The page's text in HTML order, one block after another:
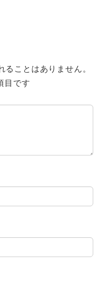
ことはありません。
目です